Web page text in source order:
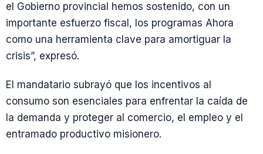
el Gobierno provincial hemos sostenido, con un
importante esfuerzo fiscal, los programas Ahora
como una herramienta clave para amortiguar la
crisis”, expresó.
El mandatario subrayó que los incentivos al
consumo son esenciales para enfrentar la caída de
la demanda y proteger al comercio, el empleo y el
entramado productivo misionero.